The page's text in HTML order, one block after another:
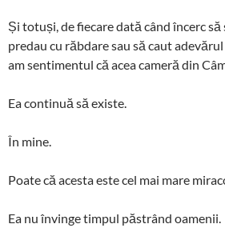
Și totuși, de fiecare dată când încerc
predau cu răbdare sau să caut
am sentimentul că acea cameră din
Ea continuă să existe.
În mine.
Poate că acesta este cel mai mare
Ea nu învinge timpul păstrând oamenii.